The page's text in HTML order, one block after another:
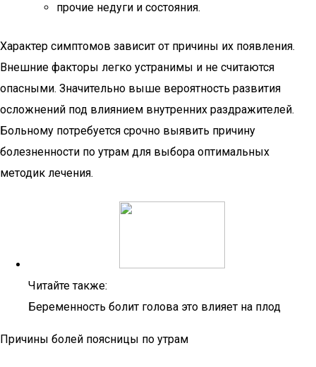
прочие недуги и состояния.
Характер симптомов зависит от причины их появления.
Внешние факторы легко устранимы и не считаются
опасными. Значительно выше вероятность развития
осложнений под влиянием внутренних раздражителей.
Больному потребуется срочно выявить причину
болезненности по утрам для выбора оптимальных
методик лечения.
Читайте также:
Беременность болит голова это влияет на плод
Причины болей поясницы по утрам